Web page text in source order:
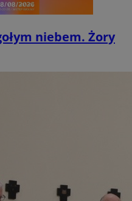
niebem. Żory